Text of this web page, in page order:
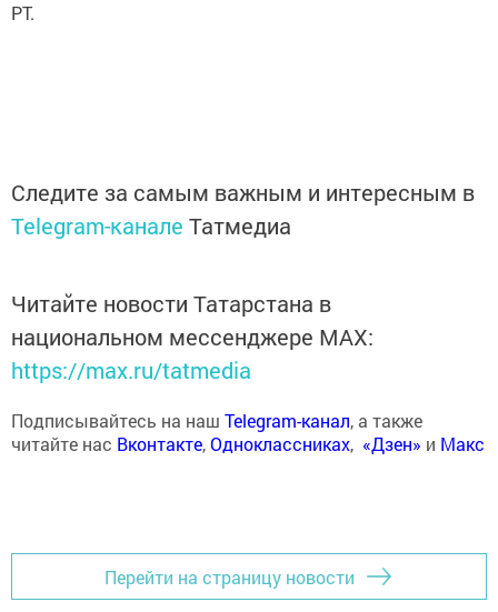
РТ.
Следите за самым важным и интересным в
Telegram-канале Татмедиа
Читайте новости Татарстана в
национальном мессенджере MАХ:
https://max.ru/tatmedia
Подписывайтесь на наш Telegram-канал, а также
читайте нас Вконтакте,Одноклассниках, «Дзен» и Макс
Перейти на страницу новости